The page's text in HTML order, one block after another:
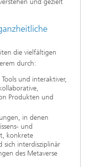
die vielfältigen
durch:
und interaktiver,
Produkten und
in denen
und
konkrete
sich interdisziplinär
des Metaverse